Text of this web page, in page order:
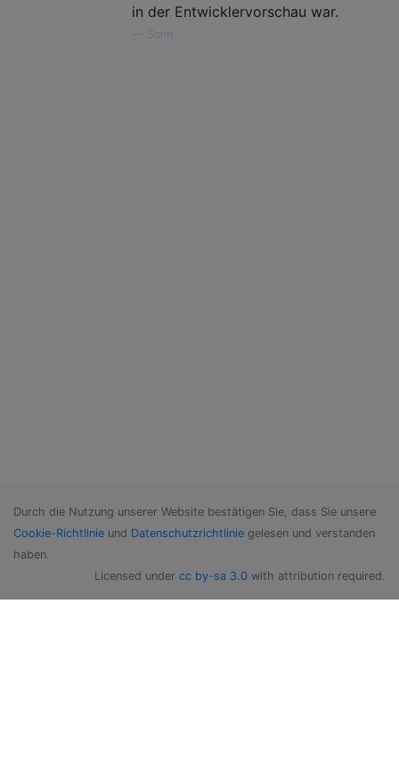
in der Entwicklervorschau war.
Sorin
Durch die Nutzung unserer Website bestätigen Sie, dass Sie unsere
Cookie-Richtlinie und Datenschutzrichtlinie gelesen und verstanden
haben.
Licensed under cc by-sa 3.0 with attribution required.